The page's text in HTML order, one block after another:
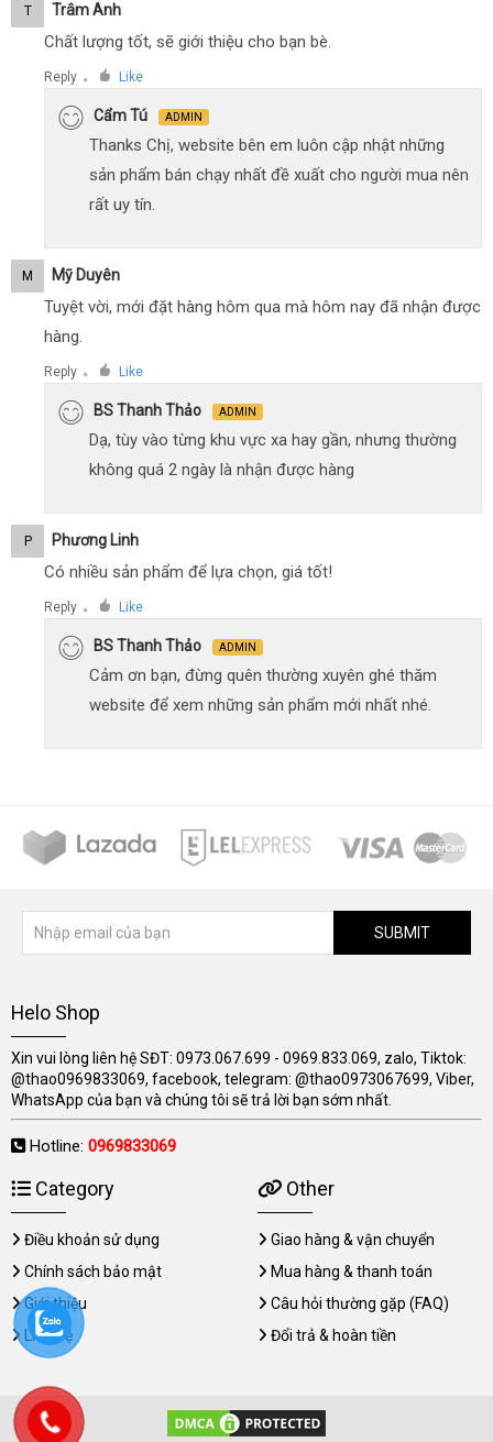
T Trâm Anh
Chất lượng tốt, sẽ giới thiệu cho bạn bè.
Reply ● Like
Cẩm Tú ADMIN
Thanks Chị, website bên em luôn cập nhật những
sản phẩm bán chạy nhất đề xuất cho người mua nên
rất uy tín.
M Mỹ Duyên
Tuyệt vời, mới đặt hàng hôm qua mà hôm nay đã nhận được
hàng.
Reply ● Like
BS Thanh Thảo ADMIN
Dạ, tùy vào từng khu vực xa hay gần, nhưng thường
không quá 2 ngày là nhận được hàng
P Phương Linh
Có nhiều sản phẩm để lựa chọn, giá tốt!
Reply ● Like
BS Thanh Thảo ADMIN
Cảm ơn bạn, đừng quên thường xuyên ghé thăm
website để xem những sản phẩm mới nhất nhé.
SUBMIT
Helo Shop
Xin vui lòng liên hệ SĐT: 0973.067.699 - 0969.833.069, zalo, Tiktok:
@thao0969833069, facebook, telegram: @thao0973067699, Viber,
WhatsApp của bạn và chúng tôi sẽ trả lời bạn sớm nhất.
Hotline: 0969833069
Category
Điều khoản sử dụng
Chính sách bảo mật
Giới thiệu
Liên hệ
Other
Giao hàng & vận chuyển
Mua hàng & thanh toán
Câu hỏi thường gặp (FAQ)
Đổi trả & hoàn tiền